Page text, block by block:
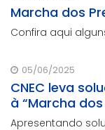
Marcha dos
Confira aqui
05/06/2025
CNEC leva
à “Marcha
Apresentando